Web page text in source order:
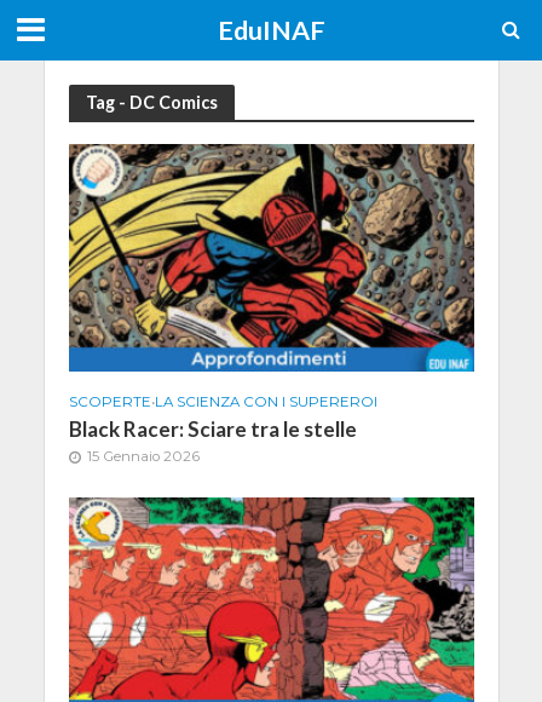
EduINAF
Tag - DC Comics
SCOPERTE•LA SCIENZA CON I SUPEREROI
Black Racer: Sciare tra le stelle
15 Gennaio 2026